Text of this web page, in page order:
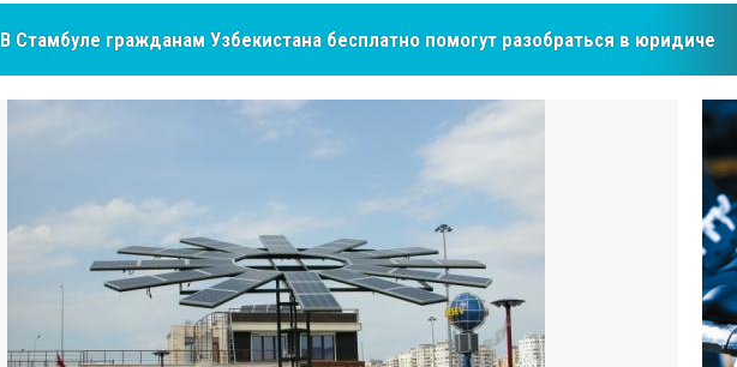
NCS Jeans: турецкий бренд, покоривший сердца покупателей Центральной Азии